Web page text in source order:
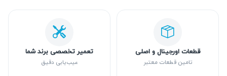
قطعات اورجینال و اصلی
تامین قطعات معتبر
تعمیر تخصصی برند شما
عیب‌یابی دقیق